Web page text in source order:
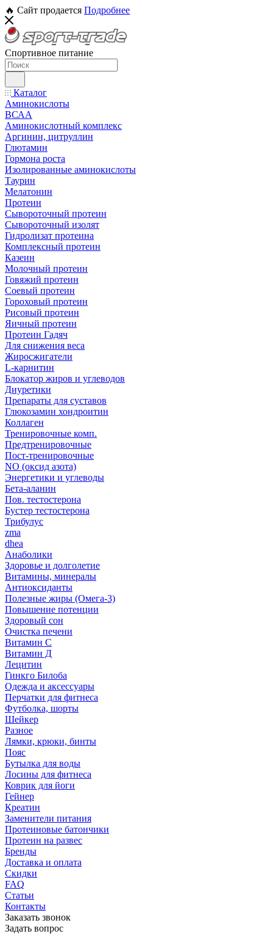
🔥 Сайт продается Подробнее
Спортивное питание
Каталог
Аминокислоты
ВСАА
Аминокислотный комплекс
Аргинин, цитруллин
Глютамин
Гормона роста
Изолированные аминокислоты
Таурин
Мелатонин
Протеин
Сывороточный протеин
Сывороточный изолят
Гидролизат протеина
Комплексный протеин
Казеин
Молочный протеин
Говяжий протеин
Соевый протеин
Гороховый протеин
Рисовый протеин
Яичный протеин
Протеин Гадяч
Для снижения веса
Жиросжигатели
L-карнитин
Блокатор жиров и углеводов
Диуретики
Препараты для суставов
Глюкозамин хондроитин
Коллаген
Тренировочные комп.
Предтренировочные
Пост-тренировочные
NO (оксид азота)
Энергетики и углеводы
Бета-аланин
Пов. тестостерона
Бустер тестостерона
Трибулус
zma
dhea
Анаболики
Здоровье и долголетие
Витамины, минералы
Антиоксиданты
Полезные жиры (Омега-3)
Повышение потенции
Здоровый сон
Очистка печени
Витамин С
Витамин Д
Лецитин
Гинкго Билоба
Одежда и аксессуары
Перчатки для фитнеса
Футболка, шорты
Шейкер
Разное
Лямки, крюки, бинты
Пояс
Бутылка для воды
Лосины для фитнеса
Коврик для йоги
Гейнер
Креатин
Заменители питания
Протеиновые батончики
Протеин на развес
Бренды
Доставка и оплата
Скидки
FAQ
Статьи
Контакты
Заказать звонок
Задать вопрос